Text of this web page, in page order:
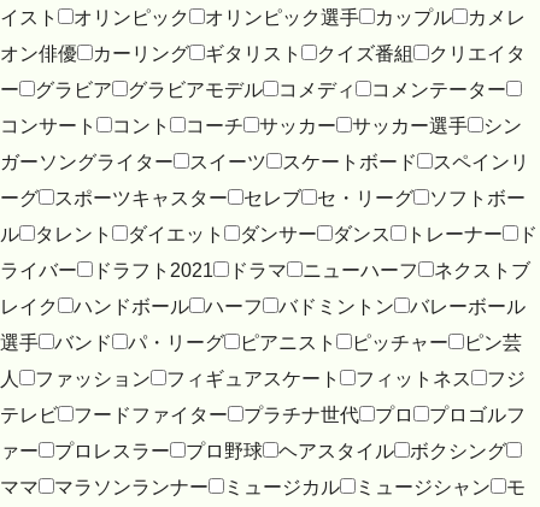
イスト
オリンピック オリンピック選手 カップル
カメレ
オン俳優
カーリング ギタリスト クイズ番組
クリエイタ
ー
グラビア グラビアモデル コメディ
コメンテーター
コンサート
コント コーチ サッカー サッカー選手
シン
ガーソングライター
スイーツ スケートボード
スペインリ
ーグ
スポーツキャスター セレブ セ・リーグ
ソフトボー
ル
タレント ダイエット ダンサー ダンス トレーナー
ド
ライバー
ドラフト2021 ドラマ ニューハーフ
ネクストブ
レイク
ハンドボール ハーフ バドミントン
バレーボール
選手
バンド パ・リーグ ピアニスト ピッチャー
ピン芸
人
ファッション フィギュアスケート フィットネス
フジ
テレビ
フードファイター プラチナ世代 プロ
プロゴルフ
ァー
プロレスラー プロ野球 ヘアスタイル
ボクシング
ママ
マラソンランナー ミュージカル ミュージシャン
モ